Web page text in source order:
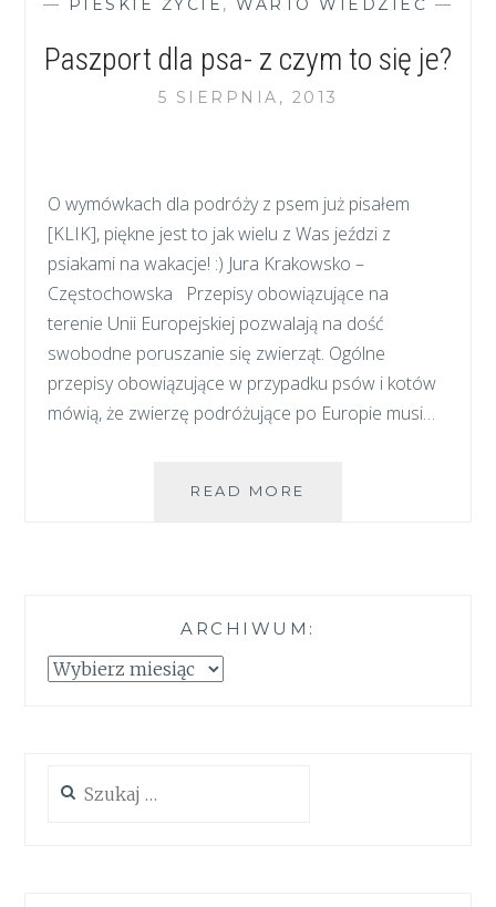
— PIESKIE ŻYCIE ,WARTO WIEDZIEĆ —
Paszport dla psa- z czym to się je?
5 SIERPNIA, 2013
O wymówkach dla podróży z psem już pisałem
[KLIK], piękne jest to jak wielu z Was jeździ z
psiakami na wakacje! :) Jura Krakowsko –
Częstochowska Przepisy obowiązujące na
terenie Unii Europejskiej pozwalają na dość
swobodne poruszanie się zwierząt. Ogólne
przepisy obowiązujące w przypadku psów i kotów
mówią, że zwierzę podróżujące po Europie musi…
READ MORE
SIĘ
ARCHIWUM:
Archiwum: